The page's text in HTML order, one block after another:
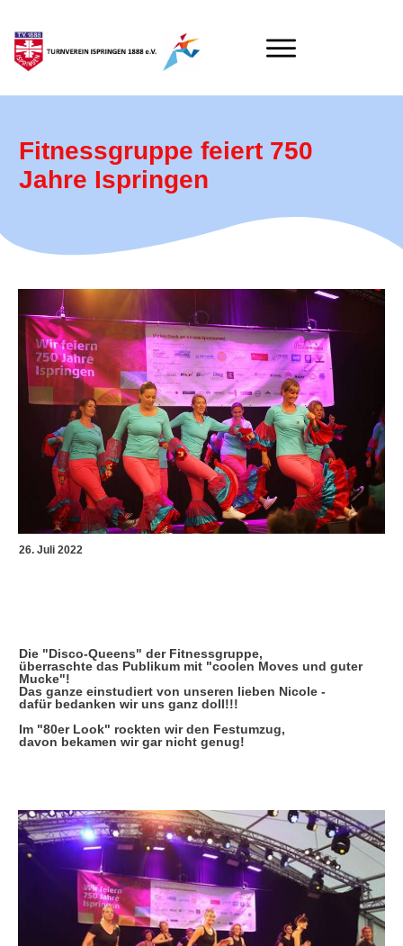
Fitnessgruppe feiert 750
Jahre Ispringen
26. Juli 2022
Die "Disco-Queens" der Fitnessgruppe,
überraschte das Publikum mit "coolen Moves und guter
Mucke"!
Das ganze einstudiert von unseren lieben Nicole -
dafür bedanken wir uns ganz doll!!!
Im "80er Look" rockten wir den Festumzug,
davon bekamen wir gar nicht genug!